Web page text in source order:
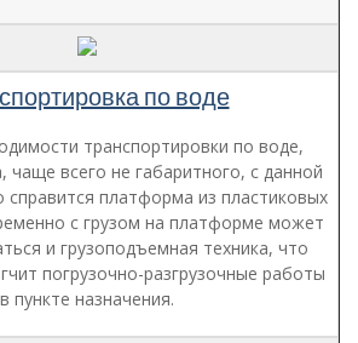
по воде
транспортировки по воде,
чаще всего не габаритного, с данной
справится платформа из пластиковых
с грузом на платформе может
и грузоподъемная техника, что
погрузочно-разгрузочные работы
в пункте назначения.